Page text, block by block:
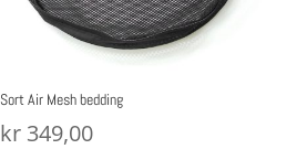
Sort Air Mesh bedding
kr 349,00